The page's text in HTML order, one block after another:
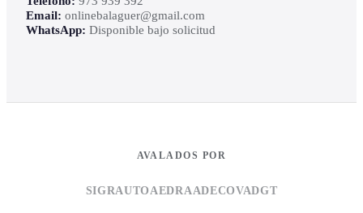
Email: onlinebalaguer@gmail.com
WhatsApp: Disponible bajo solicitud
AVALADOS POR
SIGRAUTOAEDRAADECOVADGT